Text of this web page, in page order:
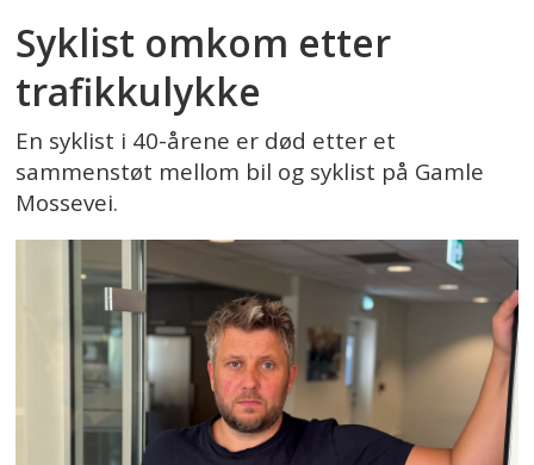
Syklist omkom etter
trafikkulykke
En syklist i 40-årene er død etter et
sammenstøt mellom bil og syklist på Gamle
Mossevei.